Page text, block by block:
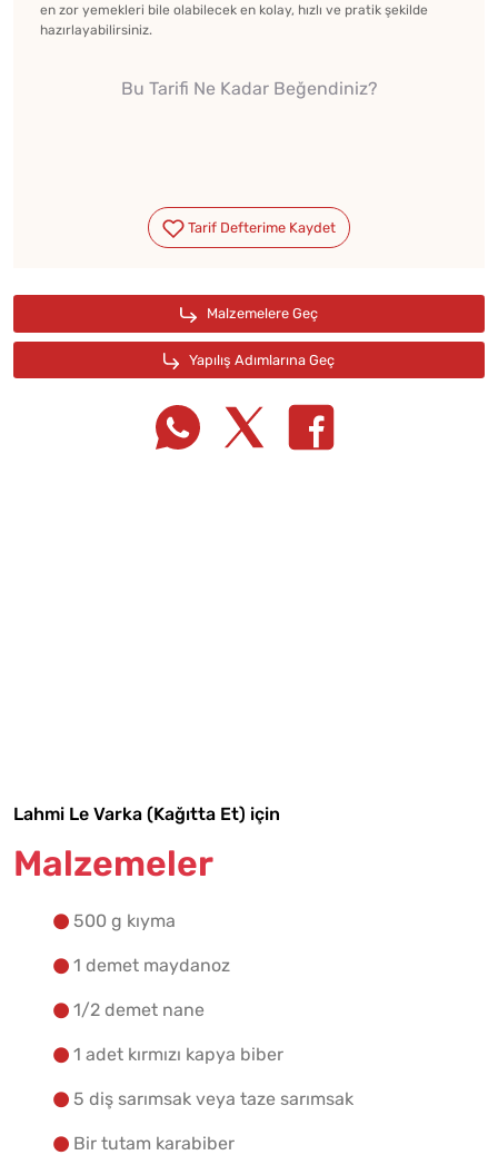
en zor yemekleri bile olabilecek en kolay, hızlı ve pratik şekilde
hazırlayabilirsiniz.
Bu Tarifi Ne Kadar Beğendiniz?
Lahmi Le Varka (Kağıtta Et) için
Malzemeler
500 g kıyma
1 demet maydanoz
1/2 demet nane
1 adet kırmızı kapya biber
5 diş sarımsak veya taze sarımsak
Bir tutam karabiber